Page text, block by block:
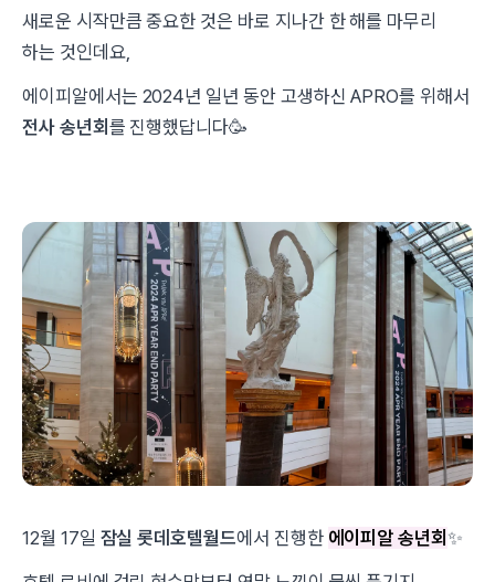
새로운 시작만큼 중요한 것은 바로 지나간 한 해를 마무리
하는 것인데요,
에이피알에서는 2024년 일년 동안 고생하신 APRO를 위해서
전사 송년회 를 진행했답니다🥳
12월 17일 잠실 롯데호텔월드에서 진행한 에이피알 송년회 ✨